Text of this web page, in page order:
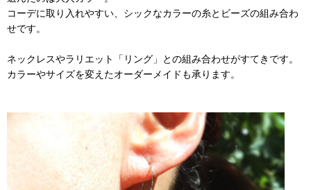
コーデに取り入れやすい、シックなカラーの糸とビーズの組み合わ
せです。
ネックレスやラリエット「リング」との組み合わせがすてきです。
カラーやサイズを変えたオーダーメイドも承ります。